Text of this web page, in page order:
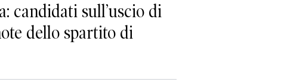
candidati sull’uscio di
dello spartito di